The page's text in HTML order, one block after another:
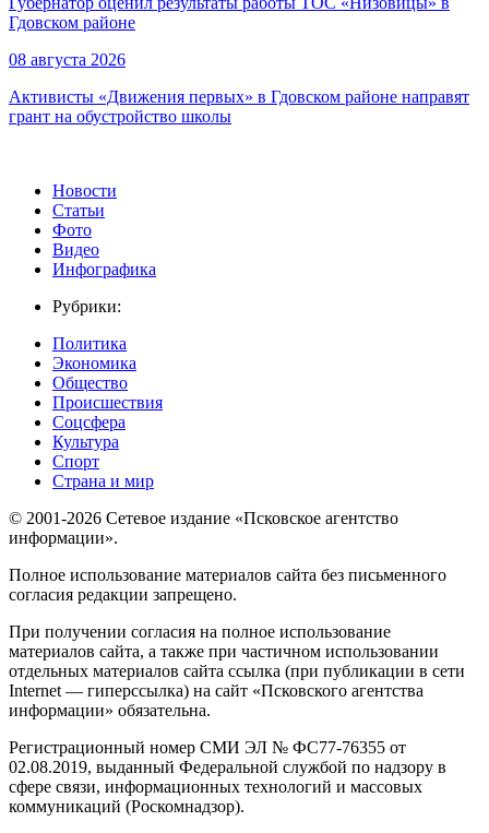
Гдовском районе
08 августа 2026
Активисты «Движения первых» в Гдовском районе направят
грант на обустройство школы
Новости
Статьи
Фото
Видео
Инфографика
Рубрики:
Политика
Экономика
Общество
Происшествия
Соцсфера
Культура
Спорт
Страна и мир
© 2001-2026 Сетевое издание «Псковское агентство
информации».
Полное использование материалов сайта без письменного
согласия редакции запрещено.
При получении согласия на полное использование
материалов сайта, а также при частичном использовании
отдельных материалов сайта ссылка (при публикации в сети
Internet — гиперссылка) на сайт «Псковского агентства
информации» обязательна.
Регистрационный номер СМИ ЭЛ № ФС77-76355 от
02.08.2019, выданный Федеральной службой по надзору в
сфере связи, информационных технологий и массовых
коммуникаций (Роскомнадзор).